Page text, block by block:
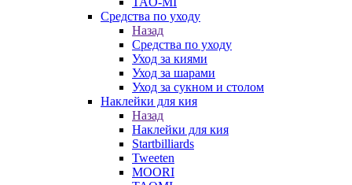
Средства по уходу
Назад
Средства по уходу
Уход за киями
Уход за шарами
Уход за сукном и столом
Наклейки для кия
Назад
Наклейки для кия
Startbilliards
Tweeten
MOORI